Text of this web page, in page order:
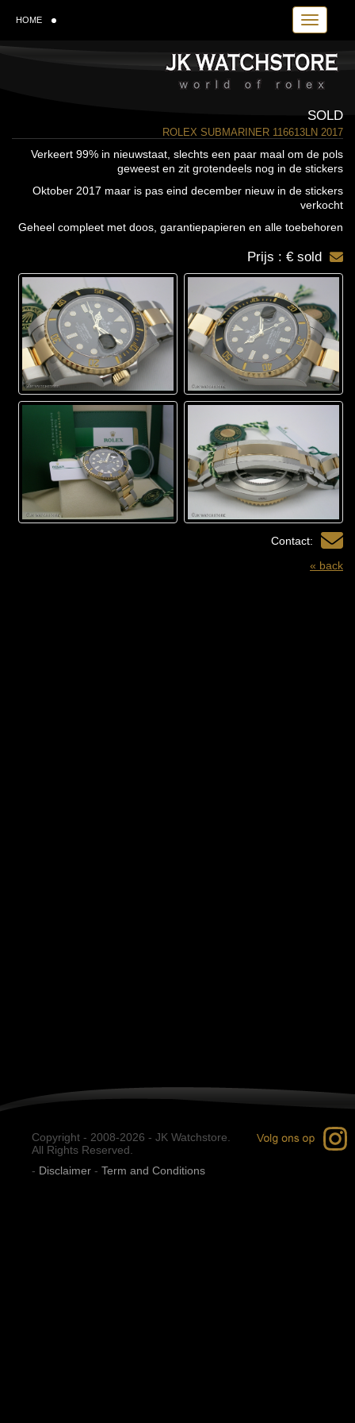
Toggle
HOME
SOLD
ROLEX SUBMARINER 116613LN 2017
Verkeert 99% in nieuwstaat, slechts een paar maal om de pols
geweest en zit grotendeels nog in de stickers
Oktober 2017 maar is pas eind december nieuw in de stickers
verkocht
Geheel compleet met doos, garantiepapieren en alle toebehoren
Prijs : € sold
Contact:
« back
Copyright - 2008-2026 - JK Watchstore.
All Rights Reserved.
- Disclaimer - Term and Conditions